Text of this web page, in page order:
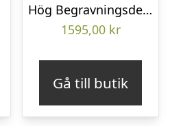
Hög Begravningsdekoration
1595,00 kr
Gå till butik